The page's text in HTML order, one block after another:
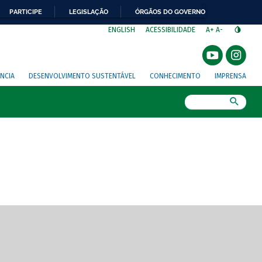
PARTICIPE LEGISLAÇÃO ÓRGÃOS DO GOVERNO
ENGLISH ACESSIBILIDADE A+ A-
DESENVOLVIMENTO SUSTENTÁVEL CONHECIMENTO IMPRENSA
de tela